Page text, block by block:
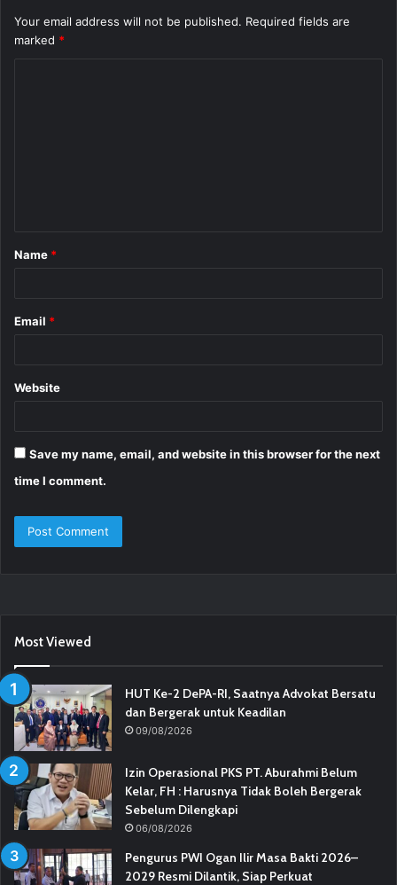
Your email address will not be published. Required fields are
marked *
*
Name *
Email *
Website
Save my name, email, and website in this browser for the next
time I comment.
Most Viewed
HUT Ke-2 DePA-RI, Saatnya Advokat Bersatu
dan Bergerak untuk Keadilan
09/08/2026
Izin Operasional PKS PT. Aburahmi Belum
Kelar, FH : Harusnya Tidak Boleh Bergerak
Sebelum Dilengkapi
06/08/2026
Pengurus PWI Ogan Ilir Masa Bakti 2026–
2029 Resmi Dilantik, Siap Perkuat